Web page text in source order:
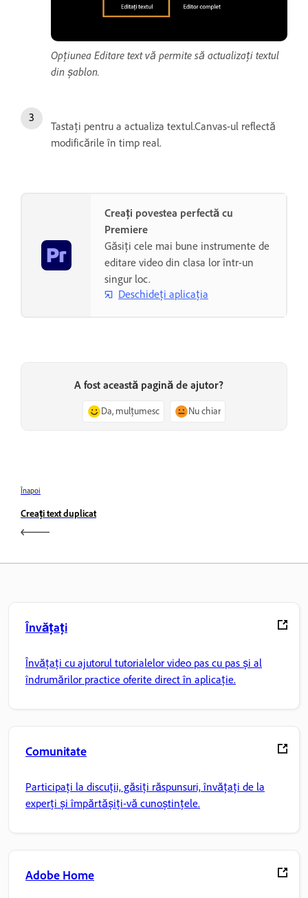
Opțiunea Editare text vă permite să actualizați textul
din șablon.
Tastați pentru a actualiza textul.Canvas-ul reflectă
modificările în timp real.
Creați povestea perfectă cu
Premiere
Găsiți cele mai bune instrumente de
editare video din clasa lor într-un
singur loc.
Deschideți aplicația
A fost această pagină de ajutor?
Da, mulțumesc Nu chiar
Înapoi
Creați text duplicat
Învățați
Învățați cu ajutorul tutorialelor video pas cu pas și al
îndrumărilor practice oferite direct în aplicație.
Comunitate
Participați la discuții, găsiți răspunsuri, învățați de la
experți și împărtășiți-vă cunoștințele.
Adobe Home